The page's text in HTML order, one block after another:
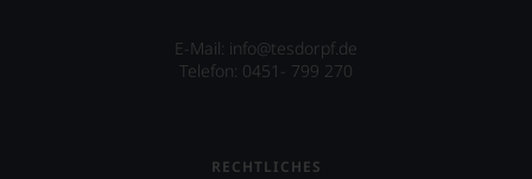
E-Mail: info@tesdorpf.de
Telefon: 0451- 799 270
RECHTLICHES